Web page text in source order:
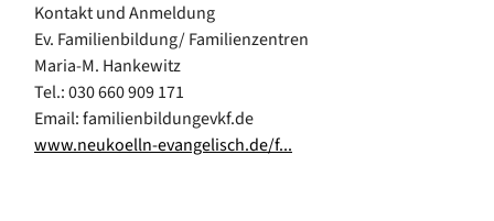
Kontakt und Anmeldung
Ev. Familienbildung/ Familienzentren
Maria-M. Hankewitz
Tel.: 030 660 909 171
Email: familienbildungevkf.de
www.neukoelln-evangelisch.de/f...